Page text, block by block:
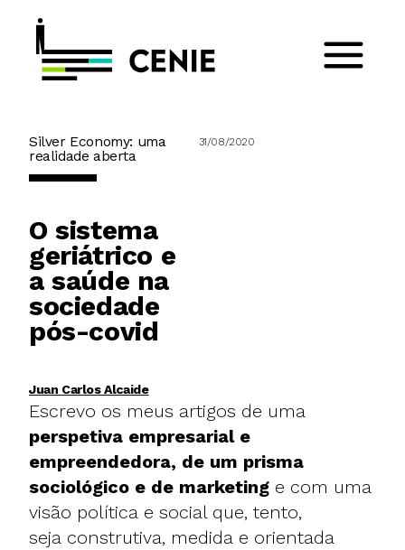
Silver Economy: uma
realidade aberta
31/08/2020
O sistema
geriátrico e
a saúde na
sociedade
pós-covid
Juan Carlos Alcaide
Escrevo os meus artigos de uma
perspetiva empresarial e
empreendedora, de um prisma
sociológico e de marketing e com uma
visão política e socialque, tento,
seja construtiva, medida e orientada